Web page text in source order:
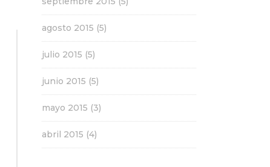
agosto 2015 (5)
julio 2015 (5)
junio 2015 (5)
mayo 2015 (3)
abril 2015 (4)